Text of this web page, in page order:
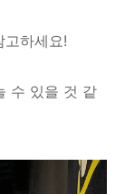
하세요!
수 있을 것 같